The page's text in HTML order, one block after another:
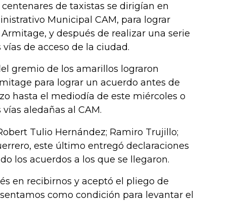
de taxistas se dirigían en
Municipal CAM, para lograr
y después de realizar una serie
de acceso de la ciudad.
gremio de los amarillos lograron
para lograr un acuerdo antes de
hasta el mediodía de este miércoles o
aledañas al CAM.
Tulio Hernández; Ramiro Trujillo;
este último entregó declaraciones
los acuerdos a los que se llegaron.
en recibirnos y aceptó el pliego de
como condición para levantar el